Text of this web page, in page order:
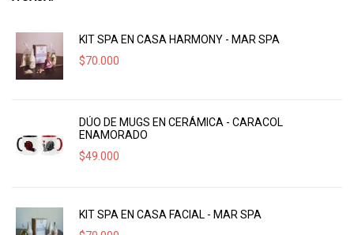
KIT SPA EN CASA HARMONY - MAR SPA
$70.000
DÚO DE MUGS EN CERÁMICA - CARACOL
ENAMORADO
$49.000
KIT SPA EN CASA FACIAL - MAR SPA